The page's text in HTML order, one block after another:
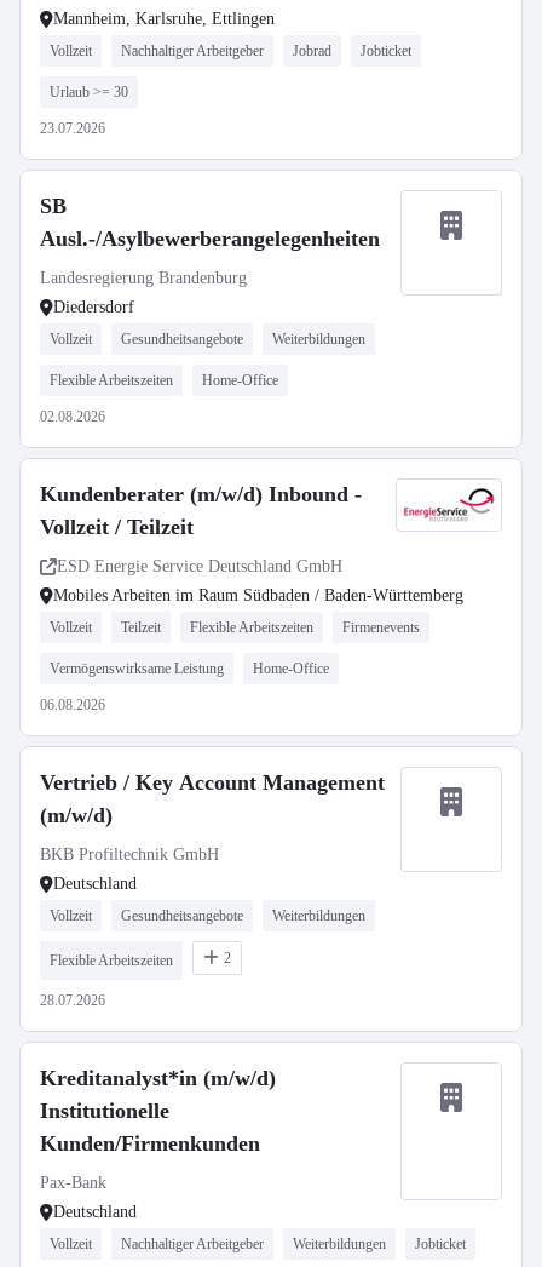
Mannheim, Karlsruhe, Ettlingen
Vollzeit Nachhaltiger Arbeitgeber Jobrad Jobticket
Urlaub >= 30
23.07.2026
SB
Ausl.-/Asylbewerberangelegenheiten
Landesregierung Brandenburg
Diedersdorf
Vollzeit Gesundheitsangebote Weiterbildungen
Flexible Arbeitszeiten Home-Office
02.08.2026
Kundenberater (m/w/d) Inbound -
Vollzeit / Teilzeit
ESD Energie Service Deutschland GmbH
Mobiles Arbeiten im Raum Südbaden / Baden-Württemberg
Vollzeit Teilzeit Flexible Arbeitszeiten Firmenevents
Vermögenswirksame Leistung Home-Office
06.08.2026
Vertrieb / Key Account Management
(m/w/d)
BKB Profiltechnik GmbH
Deutschland
Vollzeit Gesundheitsangebote Weiterbildungen
Flexible Arbeitszeiten 2
28.07.2026
Kreditanalyst*in (m/w/d)
Institutionelle
Kunden/Firmenkunden
Pax-Bank
Deutschland
Vollzeit Nachhaltiger Arbeitgeber Weiterbildungen Jobticket